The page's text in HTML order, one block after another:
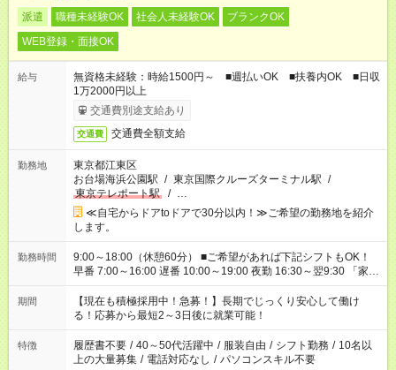
派遣 職種未経験OK 社会人未経験OK
ブランクOK
WEB登録・面接OK
給与
無資格未経験：時給1500円～ ■週払いOK ■扶養内OK ■日収
1万2000円以上
交通費別途支給あり
交通費 交通費全額支給
勤務地
東京都江東区
お台場海浜公園駅 / 東京国際クルーズターミナル駅 /
東京テレポート駅
/ …
≪自宅からドアtoドアで30分以内！≫ご希望の勤務地を紹介
します。
勤務時間
9:00～18:00（休憩60分） ■ご希望があれば下記シフトもOK！
早番 7:00～16:00 遅番 10:00～19:00 夜勤 16:30～翌9:30 「家族
と休みを合わせたい」 「余裕を持って夕飯の準備がしたい」
「できれば残業はしたくない」 など、ご希望を教えてください
ね。 ※Wワーク希望の方へ 今ご覧のお仕事で希望する勤務時間
と、もう1つのお仕事の勤務時間が 合計で週40時間を超える場
合は応募できません。
期間
【現在も積極採用中！急募！】長期でじっくり安心して働け
る！応募から最短2～3日後に就業可能！
特徴 履歴書不要 / 40～50代活躍中 / 服装自由 / シフト勤務 / 10名以
上の大量募集 / 電話対応なし / パソコンスキル不要